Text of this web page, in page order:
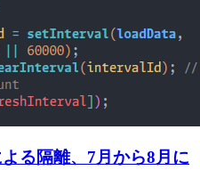
る隔離、7月から8月に